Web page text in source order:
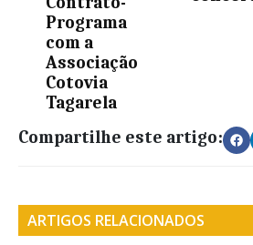
Programa
com a
Associação
Cotovia
Tagarela
Compartilhe este artigo:
ARTIGOS RELACIONADOS